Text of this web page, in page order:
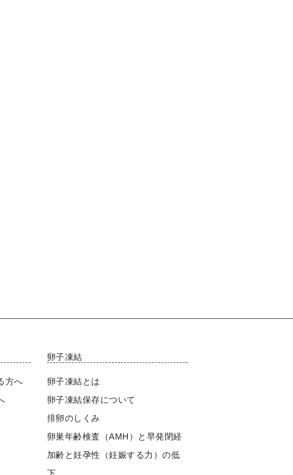
方へ
卵子凍結
卵子凍結とは
卵子凍結保存について
排卵のしくみ
卵巣年齢検査（AMH）と早発閉経
加齢と妊孕性（妊娠する力）の低